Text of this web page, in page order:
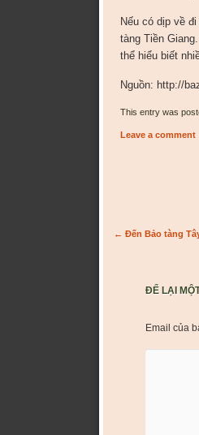
Nếu có dịp về đi
tàng Tiền
thể hiểu biết
Nguồn: http://
This entry was
Leave a comment
Post navigation
← Đến Bảo tàng
ĐỂ LẠI
Email của